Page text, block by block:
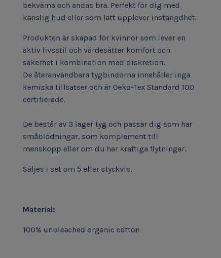
bekväma och andas bra. Perfekt för dig med
känslig hud eller som lätt upplever instängdhet.
Produkten är skapad för kvinnor som lever en
aktiv livsstil och värdesätter komfort och
säkerhet i kombination med diskretion.
De återanvändbara tygbindorna innehåller inga
kemiska tillsatser och är Oeko-Tex Standard 100
certifierade.
De består av 3 lager tyg och passar dig som har
småblödningar, som komplement till
menskopp eller om du har kraftiga flytningar.
Säljes i set om 5 eller styckvis.
Material:
100% unbleached organic cotton